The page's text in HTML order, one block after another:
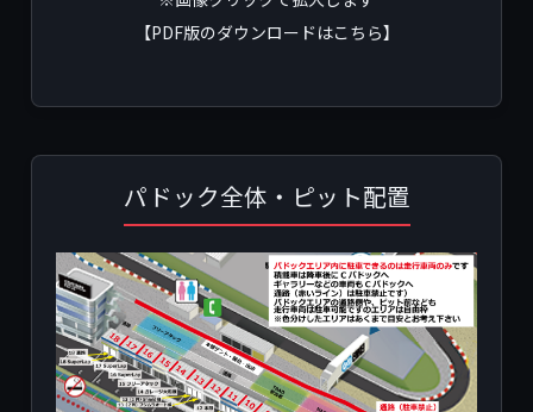
【PDF版のダウンロードはこちら】
パドック全体・ピット配置